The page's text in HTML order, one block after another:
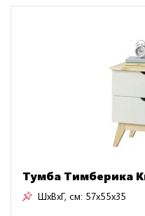
Тумба Тимберика
ШxВxГ, см: 57x55x35